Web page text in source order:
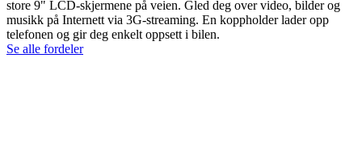
store 9" LCD-skjermene på veien. Gled deg over video, bilder og
musikk på Internett via 3G-streaming. En koppholder lader opp
telefonen og gir deg enkelt oppsett i bilen.
Se alle fordeler